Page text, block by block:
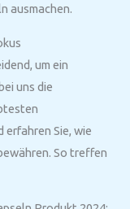
ausmachen.
um ein
uns die
Sie, wie
So treffen